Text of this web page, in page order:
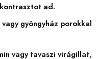
ad.
gyöngyház porokkal
vagy tavaszi virágillat,